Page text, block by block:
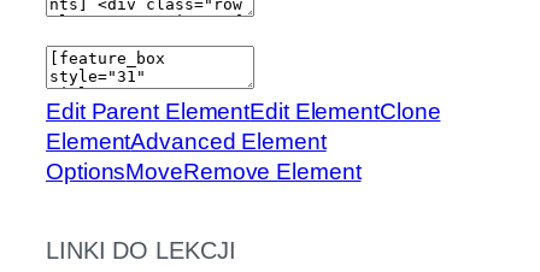
Edit Parent ElementEdit ElementClone
ElementAdvanced Element
OptionsMoveRemove Element
LINKI DO LEKCJI